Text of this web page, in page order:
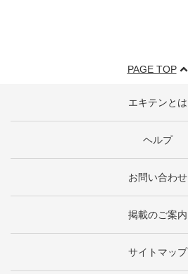
PAGE TOP
エキテンとは
ヘルプ
お問い合わせ
掲載のご案内
サイトマップ